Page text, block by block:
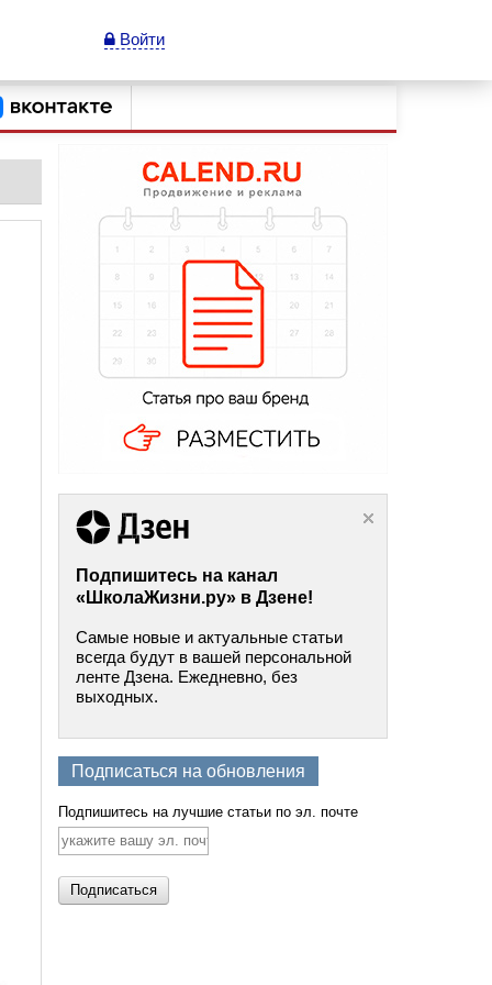
Войти
Подпишитесь на канал
«ШколаЖизни.ру» в Дзене!
Самые новые и актуальные статьи
всегда будут в вашей персональной
ленте Дзена. Ежедневно, без
выходных.
Подписаться на обновления
Подпишитесь на лучшие статьи по эл. почте